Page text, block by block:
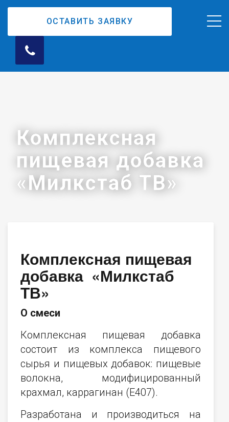
Комплексная
пищевая добавка
«Милкстаб ТВ»
ОСТАВИТЬ ЗАЯВКУ
Комплексная пищевая
добавка «Милкстаб
ТВ»
О смеси
Комплексная пищевая добавка
состоит из комплекса пищевого
сырья и пищевых добавок: пищевые
волокна, модифицированный
крахмал, каррагинан (Е407).
Разработана и производиться на